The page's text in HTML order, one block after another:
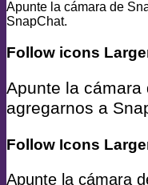
Apunte la cámara de
SnapChat.
Follow icons
Apunte la cámara
agregarnos a
Follow Icons
Apunte la cámara